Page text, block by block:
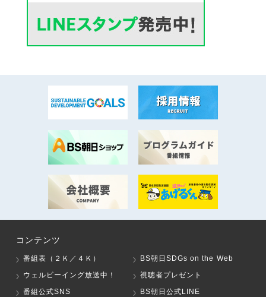
コンテンツ
番組表（２Ｋ／４Ｋ）
BS朝日SDGs on the Web
ウェルビーイング放送中！
視聴者プレゼント
番組公式SNS
BS朝日公式LINE